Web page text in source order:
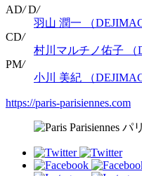
AD/D/
羽山 潤一 （
CD/
村川マルチノ佑子 （
PM/
小川 美紀 （
https://paris-parisiennes.com